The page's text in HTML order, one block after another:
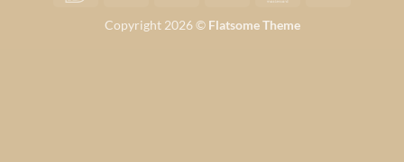
Pickup
Copyright 2026 © Flatsome Theme